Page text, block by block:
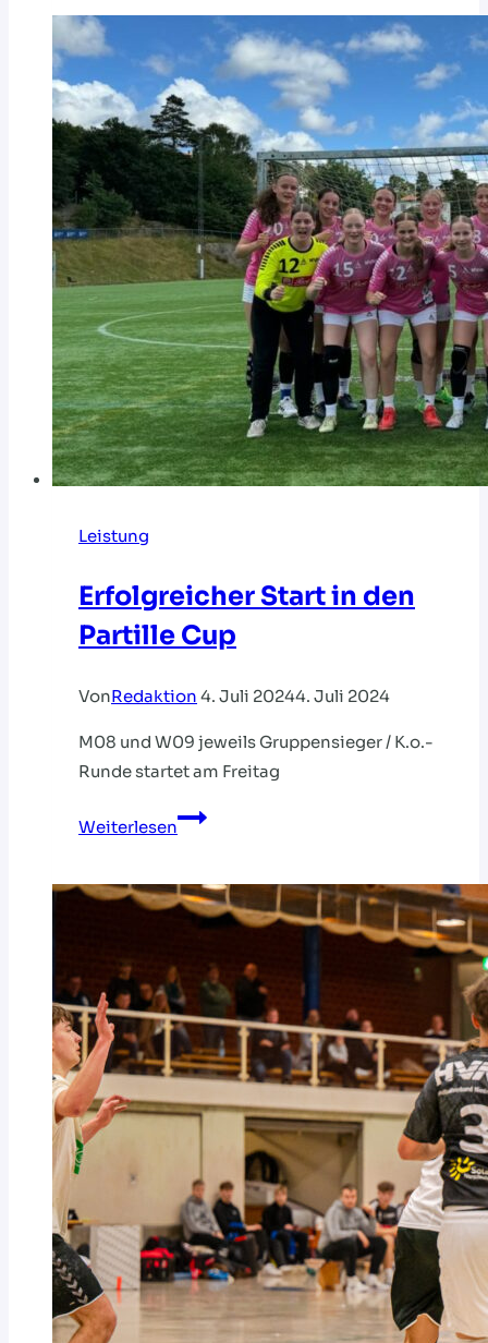
Beachhandball
Leistung
Erfolgreicher Start in den
Partille Cup
VonRedaktion 4. Juli 20244. Juli 2024
M08 und W09 jeweils Gruppensieger / K.o.-
Runde startet am Freitag
Weiterlesen
Erfolgreicher
den
Partille
Cup